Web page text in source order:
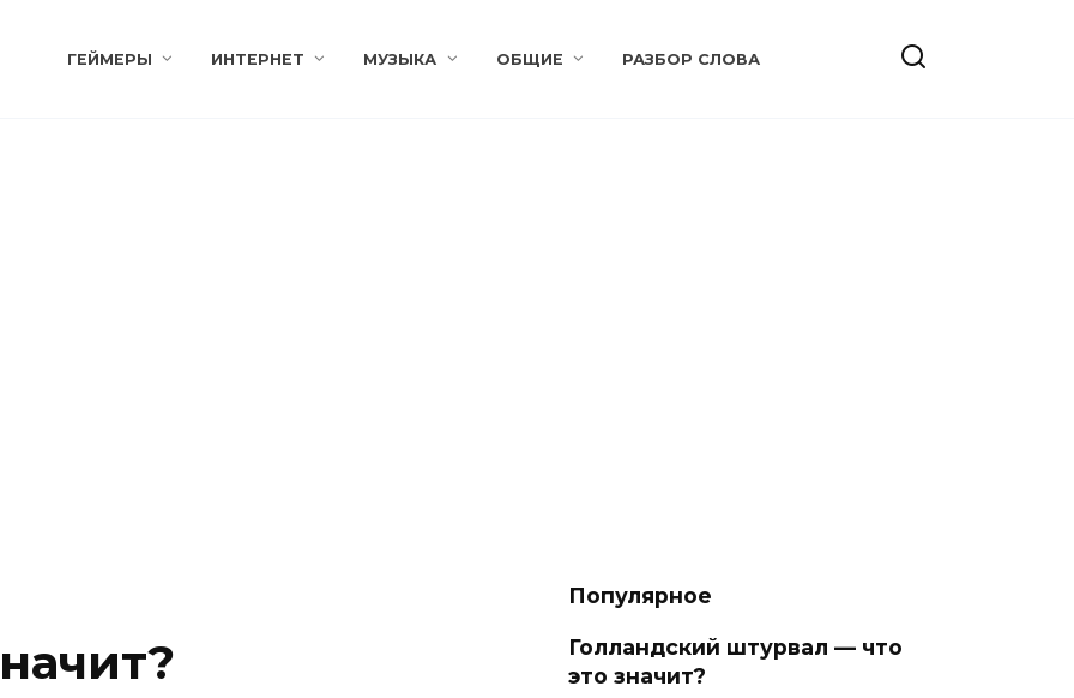
ГЕЙМЕРЫ ИНТЕРНЕТ МУЗЫКА ОБЩИЕ РАЗБОР СЛОВА
Популярное
Голландский штурвал — что
это значит?